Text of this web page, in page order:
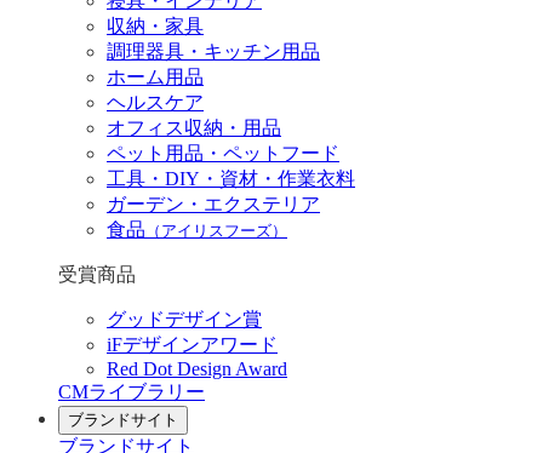
収納・家具
調理器具・キッチン用品
ホーム用品
ヘルスケア
オフィス収納・用品
ペット用品・ペットフード
工具・DIY・資材・作業衣料
ガーデン・エクステリア
食品 （アイリスフーズ）
受賞商品
グッドデザイン賞
iFデザインアワード
Red Dot Design Award
CMライブラリー
ブランドサイト
ブランドサイト